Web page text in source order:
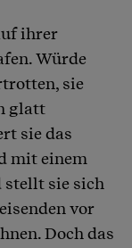
ihrer
Würde
sie
glatt
sie das
mit einem
stellt sie sich
vor
Doch das